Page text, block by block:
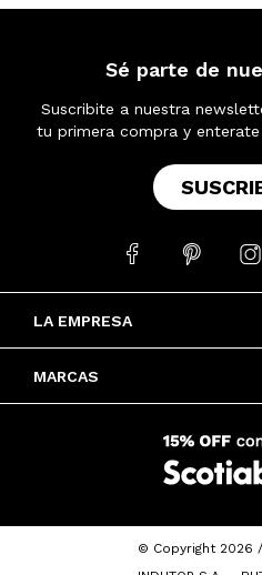
LA EMPRESA
MARCAS
Sé parte de
Suscribite a nuestra
tu primera compra y
  
© Copyright 2026